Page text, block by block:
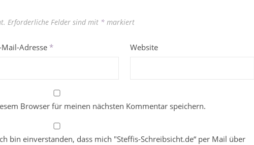
Erforderliche Felder sind mit * markiert
Mail-Adresse * Website
Browser für meinen nächsten Kommentar speichern.
bin einverstanden, dass mich "Steffis-Schreibsicht.de“ per Mail über